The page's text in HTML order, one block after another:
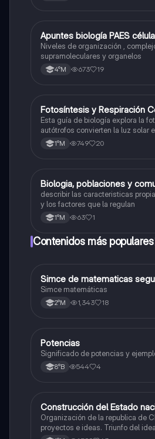
Biología
Apuntes biología PAES célula
Niveles de organización ,
supramoleculares y organelos
4°M 673 19
Biología
Fotosíntesis y Respiración
Esta guía de biología explora la
autótrofos convierten la luz solar
la respiración celular, un proceso
energía en los ecosistemas.
1°M 749 20
Biología
Biologia, poblaciones y
describir las caracteristicas
y los factores que la regulan
1°M 63 1
Contenidos más populares
Matemáticas
Simce de matematicas
Simce matemáticas
2°M 1,343 18
Matemáticas
Potencias
Significado de potencias y
8°B 544 4
Historia
Construcción del Estado
Organización de la republica de
proyectos e ideas. Triunfo del